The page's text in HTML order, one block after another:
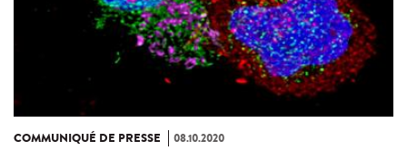
COMMUNIQUÉ DE PRESSE 08.10.2020